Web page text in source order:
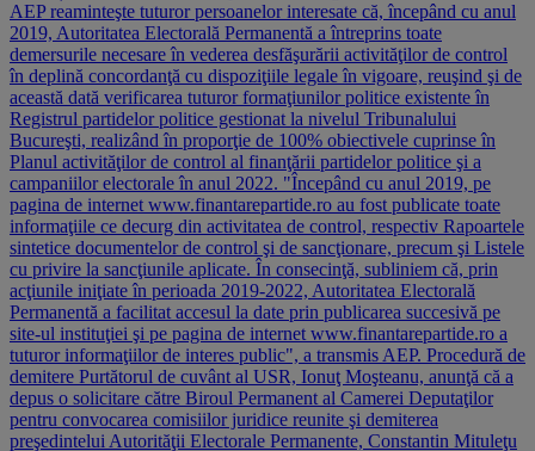
AEP reaminteşte tuturor persoanelor interesate că, începând cu anul
2019, Autoritatea Electorală Permanentă a întreprins toate
demersurile necesare în vederea desfăşurării activităţilor de control
în deplină concordanţă cu dispoziţiile legale în vigoare, reuşind şi de
această dată verificarea tuturor formaţiunilor politice existente în
Registrul partidelor politice gestionat la nivelul Tribunalului
Bucureşti, realizând în proporţie de 100% obiectivele cuprinse în
Planul activităţilor de control al finanţării partidelor politice şi a
campaniilor electorale în anul 2022. "Începând cu anul 2019, pe
pagina de internet www.finantarepartide.ro au fost publicate toate
informaţiile ce decurg din activitatea de control, respectiv Rapoartele
sintetice documentelor de control şi de sancţionare, precum şi Listele
cu privire la sancţiunile aplicate. În consecinţă, subliniem că, prin
acţiunile iniţiate în perioada 2019-2022, Autoritatea Electorală
Permanentă a facilitat accesul la date prin publicarea succesivă pe
site-ul instituţiei şi pe pagina de internet www.finantarepartide.ro a
tuturor informaţiilor de interes public", a transmis AEP. Procedură de
demitere Purtătorul de cuvânt al USR, Ionuţ Moşteanu, anunţă că a
depus o solicitare către Biroul Permanent al Camerei Deputaţilor
pentru convocarea comisiilor juridice reunite şi demiterea
preşedintelui Autorităţii Electorale Permanente, Constantin Mituleţu